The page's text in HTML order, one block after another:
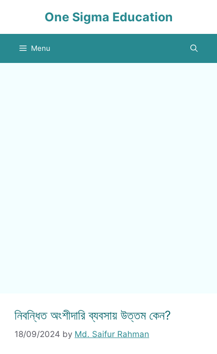
One Sigma Education
Menu
নিবন্ধিত অংশীদারি ব্যবসায় উত্তম কেন?
18/09/2024 by Md. Saifur Rahman